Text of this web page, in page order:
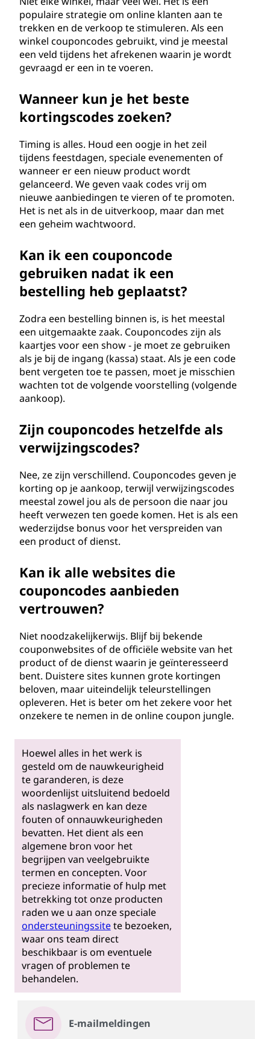
populaire strategie om online klanten aan te
trekken en de verkoop te stimuleren. Als een
winkel couponcodes gebruikt, vind je meestal
een veld tijdens het afrekenen waarin je wordt
gevraagd er een in te voeren.
Wanneer kun je het beste
kortingscodes zoeken?
Timing is alles. Houd een oogje in het zeil
tijdens feestdagen, speciale evenementen of
wanneer er een nieuw product wordt
gelanceerd. We geven vaak codes vrij om
nieuwe aanbiedingen te vieren of te promoten.
Het is net als in de uitverkoop, maar dan met
een geheim wachtwoord.
Kan ik een couponcode
gebruiken nadat ik een
bestelling heb geplaatst?
Zodra een bestelling binnen is, is het meestal
een uitgemaakte zaak. Couponcodes zijn als
kaartjes voor een show - je moet ze gebruiken
als je bij de ingang (kassa) staat. Als je een code
bent vergeten toe te passen, moet je misschien
wachten tot de volgende voorstelling (volgende
aankoop).
Zijn couponcodes hetzelfde als
verwijzingscodes?
Nee, ze zijn verschillend. Couponcodes geven je
korting op je aankoop, terwijl verwijzingscodes
meestal zowel jou als de persoon die naar jou
heeft verwezen ten goede komen. Het is als een
wederzijdse bonus voor het verspreiden van
een product of dienst.
Kan ik alle websites die
couponcodes aanbieden
vertrouwen?
Niet noodzakelijkerwijs. Blijf bij bekende
couponwebsites of de officiële website van het
product of de dienst waarin je geïnteresseerd
bent. Duistere sites kunnen grote kortingen
beloven, maar uiteindelijk teleurstellingen
opleveren. Het is beter om het zekere voor het
onzekere te nemen in de online coupon jungle.
Hoewel alles in het werk is
gesteld om de nauwkeurigheid
te garanderen, is deze
woordenlijst uitsluitend bedoeld
als naslagwerk en kan deze
fouten of onnauwkeurigheden
bevatten. Het dient als een
algemene bron voor het
begrijpen van veelgebruikte
termen en concepten. Voor
precieze informatie of hulp met
betrekking tot onze producten
raden we u aan onze speciale
ondersteuningssitete bezoeken,
waar ons team direct
beschikbaar is om eventuele
vragen of problemen te
behandelen.
E-mailmeldingen